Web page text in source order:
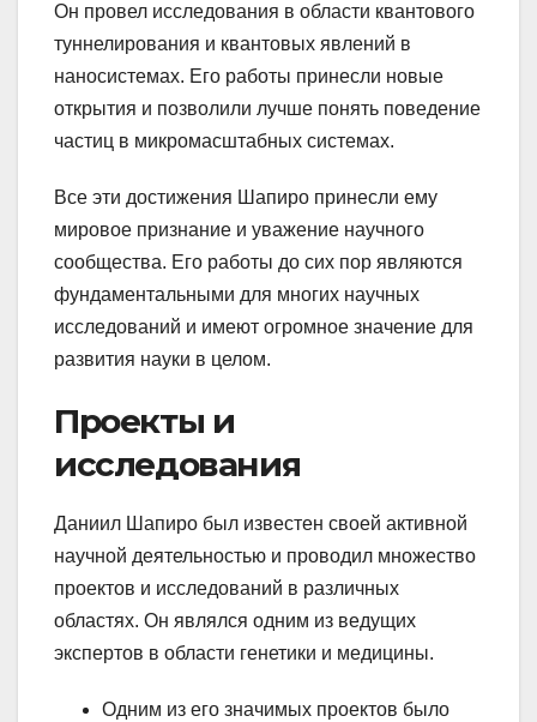
Он провел исследования в области квантового
туннелирования и квантовых явлений в
наносистемах. Его работы принесли новые
открытия и позволили лучше понять поведение
частиц в микромасштабных системах.
Все эти достижения Шапиро принесли ему
мировое признание и уважение научного
сообщества. Его работы до сих пор являются
фундаментальными для многих научных
исследований и имеют огромное значение для
развития науки в целом.
Проекты и
исследования
Даниил Шапиро был известен своей активной
научной деятельностью и проводил множество
проектов и исследований в различных
областях. Он являлся одним из ведущих
экспертов в области генетики и медицины.
Одним из его значимых проектов было